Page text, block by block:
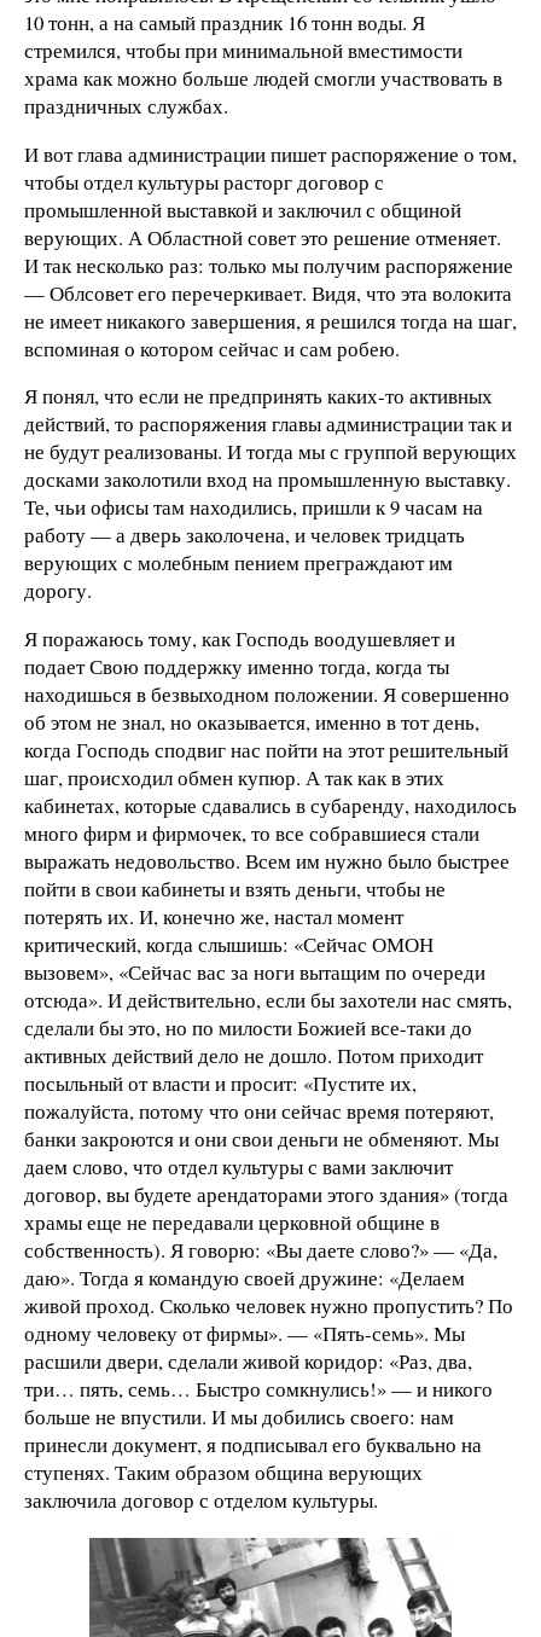
10 тонн, а на самый праздник 16 тонн воды. Я
стремился, чтобы при минимальной вместимости
храма как можно больше людей смогли участвовать в
праздничных службах.
И вот глава администрации пишет распоряжение о том,
чтобы отдел культуры расторг договор с
промышленной выставкой и заключил с общиной
верующих. А Областной совет это решение отменяет.
И так несколько раз: только мы получим распоряжение
— Облсовет его перечеркивает. Видя, что эта волокита
не имеет никакого завершения, я решился тогда на шаг,
вспоминая о котором сейчас и сам робею.
Я понял, что если не предпринять каких-то активных
действий, то распоряжения главы администрации так и
не будут реализованы. И тогда мы с группой верующих
досками заколотили вход на промышленную выставку.
Те, чьи офисы там находились, пришли к 9 часам на
работу — а дверь заколочена, и человек тридцать
верующих с молебным пением преграждают им
дорогу.
Я поражаюсь тому, как Господь воодушевляет и
подает Свою поддержку именно тогда, когда ты
находишься в безвыходном положении. Я совершенно
об этом не знал, но оказывается, именно в тот день,
когда Господь сподвиг нас пойти на этот решительный
шаг, происходил обмен купюр. А так как в этих
кабинетах, которые сдавались в субаренду, находилось
много фирм и фирмочек, то все собравшиеся стали
выражать недовольство. Всем им нужно было быстрее
пойти в свои кабинеты и взять деньги, чтобы не
потерять их. И, конечно же, настал момент
критический, когда слышишь: «Сейчас ОМОН
вызовем», «Сейчас вас за ноги вытащим по очереди
отсюда». И действительно, если бы захотели нас смять,
сделали бы это, но по милости Божией все-таки до
активных действий дело не дошло. Потом приходит
посыльный от власти и просит: «Пустите их,
пожалуйста, потому что они сейчас время потеряют,
банки закроются и они свои деньги не обменяют. Мы
даем слово, что отдел культуры с вами заключит
договор, вы будете арендаторами этого здания» (тогда
храмы еще не передавали церковной общине в
собственность). Я говорю: «Вы даете слово?» — «Да,
даю». Тогда я командую своей дружине: «Делаем
живой проход. Сколько человек нужно пропустить? По
одному человеку от фирмы». — «Пять-семь». Мы
расшили двери, сделали живой коридор: «Раз, два,
три… пять, семь… Быстро сомкнулись!» — и никого
больше не впустили. И мы добились своего: нам
принесли документ, я подписывал его буквально на
ступенях. Таким образом община верующих
заключила договор с отделом культуры.